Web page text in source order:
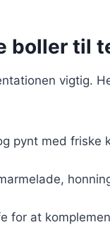
boller til
vigtig.
pynt med friske
for at